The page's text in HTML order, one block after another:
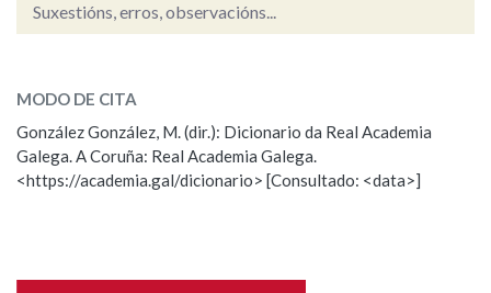
BUSCAR NO CONTIDO
Nas definicións
Suxestións, erros, observacións...
Observación
Nome
MODO DE CITA
González González, M. (dir.): Dicionario da Real Academia
Galega. A Coruña: Real Academia Galega.
<https://academia.gal/dicionario> [Consultado: <data>]